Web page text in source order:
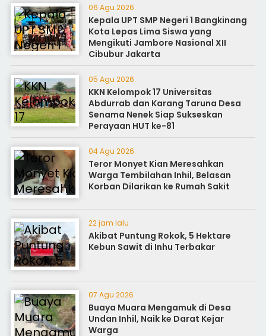
06 Agu 2026
Kepala UPT SMP Negeri 1 Bangkinang
Kota Lepas Lima Siswa yang
Mengikuti Jambore Nasional XII
Cibubur Jakarta
05 Agu 2026
KKN Kelompok 17 Universitas
Abdurrab dan Karang Taruna Desa
Senama Nenek Siap Sukseskan
Perayaan HUT ke-81
04 Agu 2026
Teror Monyet Kian Meresahkan
Warga Tembilahan Inhil, Belasan
Korban Dilarikan ke Rumah Sakit
22 jam lalu
Akibat Puntung Rokok, 5 Hektare
Kebun Sawit di Inhu Terbakar
07 Agu 2026
Buaya Muara Mengamuk di Desa
Undan Inhil, Naik ke Darat Kejar
Warga